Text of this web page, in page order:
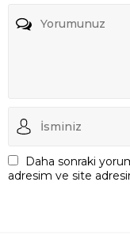
Daha sonraki
adresim ve site